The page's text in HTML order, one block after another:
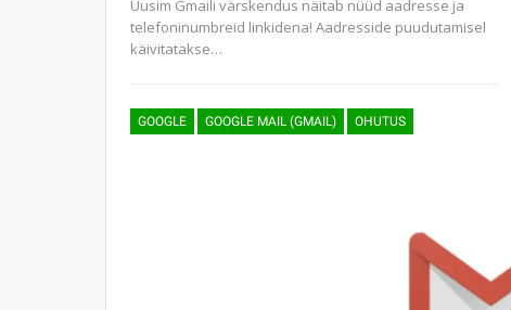
Uusim Gmaili värskendus näitab nüüd aadresse ja
telefoninumbreid linkidena! Aadresside puudutamisel
käivitatakse…
GOOGLE GOOGLE MAIL (GMAIL) OHUTUS